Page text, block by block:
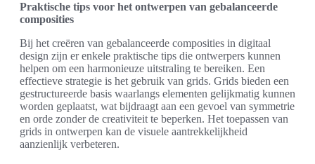
Praktische tips voor het ontwerpen van gebalanceerde
composities
Bij het creëren van gebalanceerde composities in digitaal
design zijn er enkele praktische tips die ontwerpers kunnen
helpen om een harmonieuze uitstraling te bereiken. Een
effectieve strategie is het gebruik van grids. Grids bieden een
gestructureerde basis waarlangs elementen gelijkmatig kunnen
worden geplaatst, wat bijdraagt aan een gevoel van symmetrie
en orde zonder de creativiteit te beperken. Het toepassen van
grids in ontwerpen kan de visuele aantrekkelijkheid
aanzienlijk verbeteren.